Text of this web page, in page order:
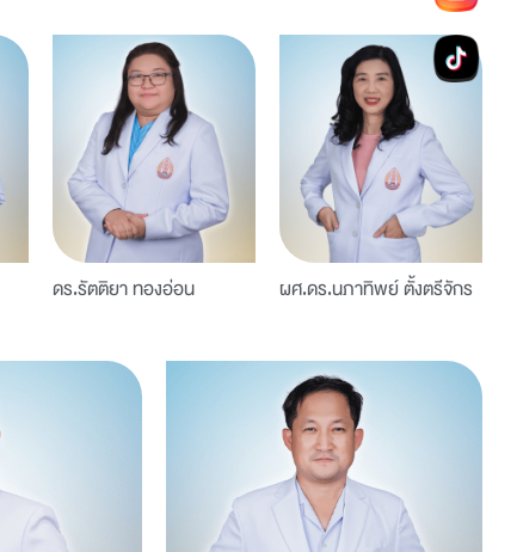
ดร.รัตติยา ทองอ่อน ผศ.ดร.นภาทิพย์ ตั้งตรีจักร